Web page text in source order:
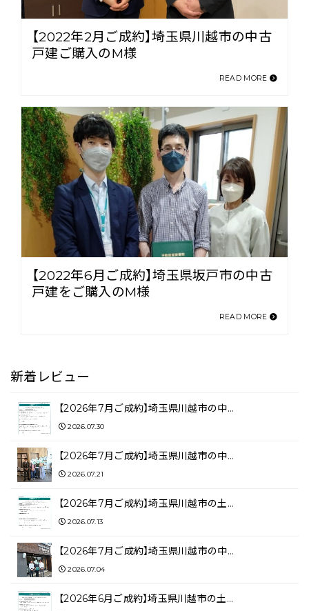
【2022年2月ご成約】埼玉県川越市の中古
戸建ご購入のM様
READ MORE
【2022年6月ご成約】埼玉県坂戸市の中古
戸建をご購入のM様
READ MORE
新着レビュー
【2026年7月ご成約】埼玉県川越市の中…
2026.07.30
【2026年7月ご成約】埼玉県川越市の中…
2026.07.21
【2026年7月ご成約】埼玉県川越市の土…
2026.07.13
【2026年7月ご成約】埼玉県川越市の中…
2026.07.04
【2026年6月ご成約】埼玉県川越市の土…